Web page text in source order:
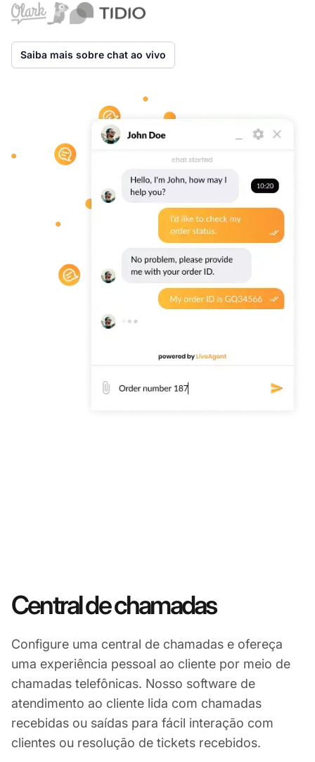
Saiba mais sobre chat ao vivo
Central de chamadas
Configure uma central de chamadas e ofereça
uma experiência pessoal ao cliente por meio de
chamadas telefônicas. Nosso software de
atendimento ao cliente lida com chamadas
recebidas ou saídas para fácil interação com
clientes ou resolução de tickets recebidos.